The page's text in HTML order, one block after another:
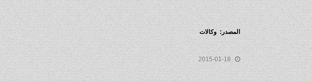
المصدر: وكالات
2015-01-18